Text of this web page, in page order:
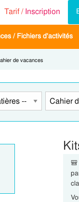
Tarif /Inscription
/ Fichiers d'activités
de vacances